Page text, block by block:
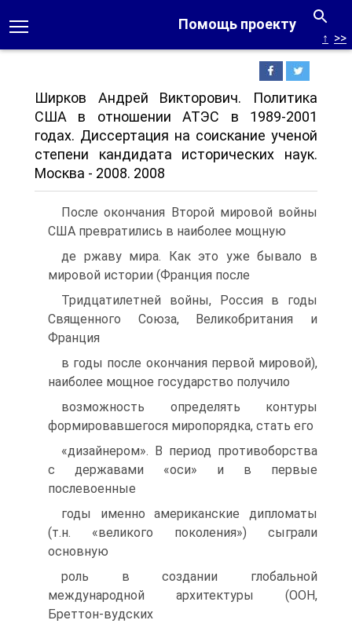
Помощь проекту
↑ >>
Ширков Андрей Викторович. Политика
США в отношении АТЭС в 1989-2001
годах. Диссертация на соискание ученой
степени кандидата исторических наук.
Москва - 2008. 2008
После окончания Второй мировой войны
США превратились в наиболее мощную
де ржаву мира. Как это уже бывало в
мировой истории (Франция после
Тридцатилетней войны, Россия в годы
Священного Союза, Великобритания и
Франция
в годы после окончания первой мировой),
наиболее мощное государство получило
возможность определять контуры
формировавшегося миропорядка, стать его
«дизайнером». В период противоборства
с державами «оси» и в первые
послевоенные
годы именно американские дипломаты
(т.н. «великого поколения») сыграли
основную
роль в создании глобальной
международной архитектуры (ООН,
Бреттон-вудских